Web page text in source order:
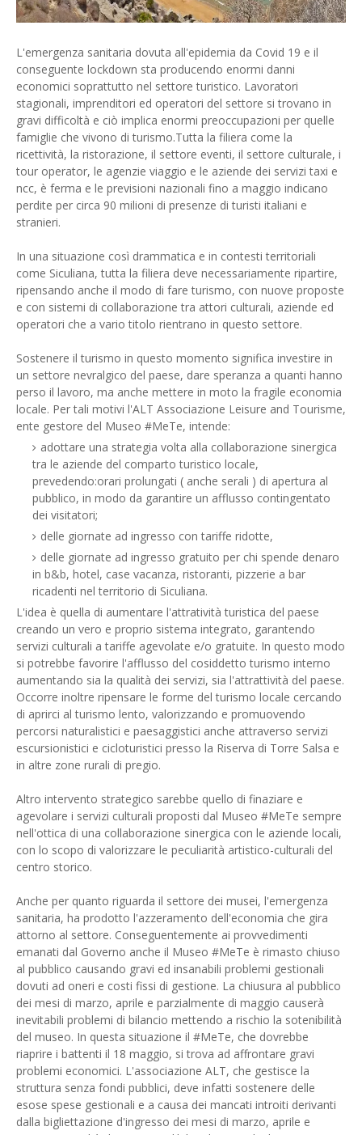
L'emergenza sanitaria dovuta all'epidemia da Covid 19 e il
conseguente lockdown sta producendo enormi danni
economici soprattutto nel settore turistico. Lavoratori
stagionali, imprenditori ed operatori del settore si trovano in
gravi difficoltà e ciò implica enormi preoccupazioni per quelle
famiglie che vivono di turismo.Tutta la filiera come la
ricettività, la ristorazione, il settore eventi, il settore culturale, i
tour operator, le agenzie viaggio e le aziende dei servizi taxi e
ncc, è ferma e le previsioni nazionali fino a maggio indicano
perdite per circa 90 milioni di presenze di turisti italiani e
stranieri.
In una situazione così drammatica e in contesti territoriali
come Siculiana, tutta la filiera deve necessariamente ripartire,
ripensando anche il modo di fare turismo, con nuove proposte
e con sistemi di collaborazione tra attori culturali, aziende ed
operatori che a vario titolo rientrano in questo settore.
Sostenere il turismo in questo momento significa investire in
un settore nevralgico del paese, dare speranza a quanti hanno
perso il lavoro, ma anche mettere in moto la fragile economia
locale. Per tali motivi l'ALT Associazione Leisure and Tourisme,
ente gestore del Museo #MeTe, intende:
adottare una strategia volta alla collaborazione sinergica
tra le aziende del comparto turistico locale,
prevedendo:orari prolungati ( anche serali ) di apertura al
pubblico, in modo da garantire un afflusso contingentato
dei visitatori;
delle giornate ad ingresso con tariffe ridotte,
delle giornate ad ingresso gratuito per chi spende denaro
in b&b, hotel, case vacanza, ristoranti, pizzerie a bar
ricadenti nel territorio di Siculiana.
L'idea è quella di aumentare l'attratività turistica del paese
creando un vero e proprio sistema integrato, garantendo
servizi culturali a tariffe agevolate e/o gratuite. In questo modo
si potrebbe favorire l'afflusso del cosiddetto turismo interno
aumentando sia la qualità dei servizi, sia l'attrattività del paese.
Occorre inoltre ripensare le forme del turismo locale cercando
di aprirci al turismo lento, valorizzando e promuovendo
percorsi naturalistici e paesaggistici anche attraverso servizi
escursionistici e cicloturistici presso la Riserva di Torre Salsa e
in altre zone rurali di pregio.
Altro intervento strategico sarebbe quello di finaziare e
agevolare i servizi culturali proposti dal Museo #MeTe sempre
nell'ottica di una collaborazione sinergica con le aziende locali,
con lo scopo di valorizzare le peculiarità artistico-culturali del
centro storico.
Anche per quanto riguarda il settore dei musei, l'emergenza
sanitaria, ha prodotto l'azzeramento dell'economia che gira
attorno al settore. Conseguentemente ai provvedimenti
emanati dal Governo anche il Museo #MeTe è rimasto chiuso
al pubblico causando gravi ed insanabili problemi gestionali
dovuti ad oneri e costi fissi di gestione. La chiusura al pubblico
dei mesi di marzo, aprile e parzialmente di maggio causerà
inevitabili problemi di bilancio mettendo a rischio la sotenibilità
del museo. In questa situazione il #MeTe, che dovrebbe
riaprire i battenti il 18 maggio, si trova ad affrontare gravi
problemi economici. L'associazione ALT, che gestisce la
struttura senza fondi pubblici, deve infatti sostenere delle
esose spese gestionali e a causa dei mancati introiti derivanti
dalla bigliettazione d'ingresso dei mesi di marzo, aprile e